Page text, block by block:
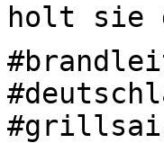
holt sie